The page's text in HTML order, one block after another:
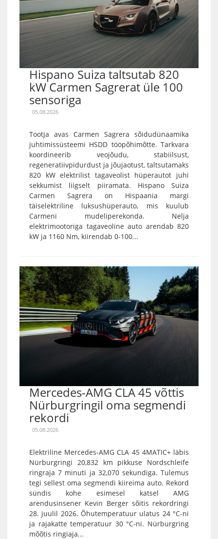
Hispano Suiza taltsutab 820
kW Carmen Sagrerat üle 100
sensoriga
05.08.2026
Tootja avas Carmen Sagrera sõidudünaamika
juhtimissüsteemi HSDD tööpõhimõtte. Tarkvara
koordineerib veojõudu, stabiilsust,
regeneratiivpidurdust ja jõujaotust, taltsutamaks
820 kW elektrilist tagaveolist hüperautot juhi
sekkumist liigselt piiramata. Hispano Suiza
Carmen Sagrera on Hispaania margi
täiselektriline luksushüperauto, mis kuulub
Carmeni mudeliperekonda. Nelja
elektrimootoriga tagaveoline auto arendab 820
kW ja 1160 Nm, kiirendab 0-100...
Mercedes-AMG CLA 45 võttis
Nürburgringil oma segmendi
rekordi
05.08.2026
Elektriline Mercedes-AMG CLA 45 4MATIC+ läbis
Nürburgringi 20,832 km pikkuse Nordschleife
ringraja 7 minuti ja 32,070 sekundiga. Tulemus
tegi sellest oma segmendi kiireima auto. Rekord
sündis kohe esimesel katsel AMG
arendusinsener Kevin Berger sõitis rekordringi
28. juulil 2026. Õhutemperatuur ulatus 24 °C-ni
ja rajakatte temperatuur 30 °C-ni. Nürburgring
mõõtis ringiaja...